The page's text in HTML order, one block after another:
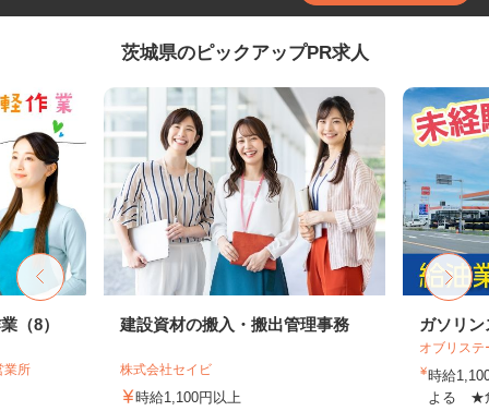
茨城県のピックアップPR求人
（8）
業所
建設資材の搬入・搬出管理事務
株式会社セイビ
時給1,100円以上
ガソリ
オブリステ
時給
よる ★